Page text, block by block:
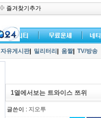
즐겨찾기추가
자유게시판| 밀리터리 움짤| TV/방송
1열에서보는 트와이스 쯔위
글쓴이 : 지오투